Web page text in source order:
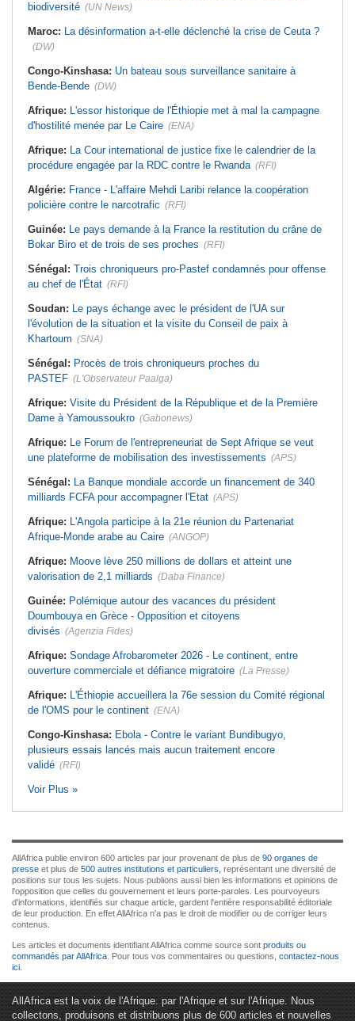
biodiversité (UN News)
Maroc: La désinformation a-t-elle déclenché la crise de Ceuta ?
(DW)
Congo-Kinshasa: Un bateau sous surveillance sanitaire à
Bende-Bende (DW)
Afrique: L'essor historique de l'Éthiopie met à mal la campagne
d'hostilité menée par Le Caire (ENA)
Afrique: La Cour international de justice fixe le calendrier de la
procédure engagée par la RDC contre le Rwanda (RFI)
Algérie: France - L'affaire Mehdi Laribi relance la coopération
policière contre le narcotrafic (RFI)
Guinée: Le pays demande à la France la restitution du crâne de
Bokar Biro et de trois de ses proches (RFI)
Sénégal: Trois chroniqueurs pro-Pastef condamnés pour offense
au chef de l'État (RFI)
Soudan: Le pays échange avec le président de l'UA sur
l'évolution de la situation et la visite du Conseil de paix à
Khartoum (SNA)
Sénégal: Procès de trois chroniqueurs proches du
PASTEF (L'Observateur Paalga)
Afrique: Visite du Président de la République et de la Première
Dame à Yamoussoukro (Gabonews)
Afrique: Le Forum de l'entrepreneuriat de Sept Afrique se veut
une plateforme de mobilisation des investissements (APS)
Sénégal: La Banque mondiale accorde un financement de 340
milliards FCFA pour accompagner l'Etat (APS)
Afrique: L'Angola participe à la 21e réunion du Partenariat
Afrique-Monde arabe au Caire (ANGOP)
Afrique: Moove lève 250 millions de dollars et atteint une
valorisation de 2,1 milliards (Daba Finance)
Guinée: Polémique autour des vacances du président
Doumbouya en Grèce - Opposition et citoyens
divisés (Agenzia Fides)
Afrique: Sondage Afrobarometer 2026 - Le continent, entre
ouverture commerciale et défiance migratoire (La Presse)
Afrique: L'Éthiopie accueillera la 76e session du Comité régional
de l'OMS pour le continent (ENA)
Congo-Kinshasa: Ebola - Contre le variant Bundibugyo,
plusieurs essais lancés mais aucun traitement encore
validé (RFI)
Voir Plus »
AllAfrica publie environ 600 articles par jour provenant de plus de 90 organes de
presse et plus de 500 autres institutions et particuliers , représentant une diversité de
positions sur tous les sujets. Nous publions aussi bien les informations et opinions de
l'opposition que celles du gouvernement et leurs porte-paroles. Les pourvoyeurs
d'informations, identifiés sur chaque article, gardent l'entière responsabilité éditoriale
de leur production. En effet AllAfrica n'a pas le droit de modifier ou de corriger leurs
contenus.
Les articles et documents identifiant AllAfrica comme source sont produits ou
commandés par AllAfrica . Pour tous vos commentaires ou questions, contactez-nous
ici
AllAfrica est la voix de l'Afrique. par l'Afrique et sur l'Afrique. Nous
collectons, produisons et distribuons plus de 600 articles et nouvelles